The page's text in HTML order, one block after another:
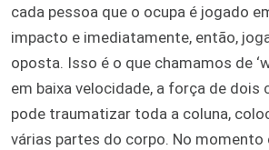
cada pessoa que o ocupa é jogado
impacto e imediatamente, então,
oposta. Isso é o que chamamos de
em baixa velocidade, a força de dois
pode traumatizar toda a coluna,
várias partes do corpo. No momento